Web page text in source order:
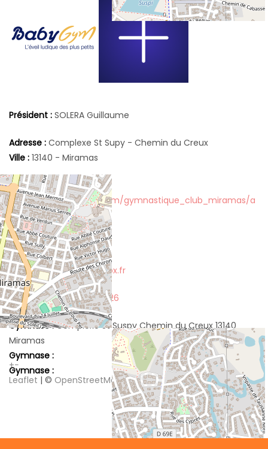
+−
Leaflet | © OpenStreetMapcontributors
Président : SOLERA Guillaume
Adresse : Complexe St Supy - Chemin du Creux
Ville : 13140 - Miramas
Site Internet :
http://club.quomodo.com/gymnastique_club_miramas/a
ccueil.html
Contact :
Email : gcmiramas1@bbox.fr
Telephone : 09 83 62 61 26
Gymnase :Complexe St Suspy Chemin du Creux 13140
Miramas
Gymnase :
Gymnase :